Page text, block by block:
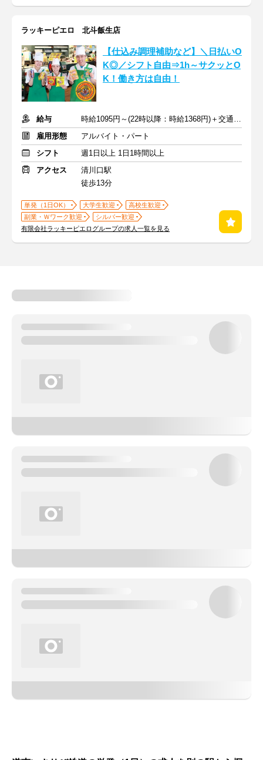
ラッキーピエロ 北斗飯生店
【仕込み調理補助など】＼日払いO
K◎／シフト自由⇒1h～サクッとO
K！働き方は自由！
給与
時給1095円～(22時以降：時給1368円)＋交通費規定支給
雇用形態
アルバイト・パート
シフト
週1日以上 1日1時間以上
アクセス
清川口駅
徒歩13分
単発（1日OK） 大学生歓迎
高校生歓迎
副業・Ｗワーク歓迎
シルバー歓迎
有限会社ラッキーピエログループの求人一覧を見る